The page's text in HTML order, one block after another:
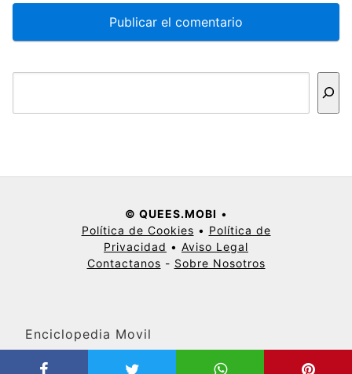
© QUEES.MOBI •
Política de Cookies • Política de
Privacidad • Aviso Legal
Contactanos - Sobre Nosotros
Enciclopedia Movil